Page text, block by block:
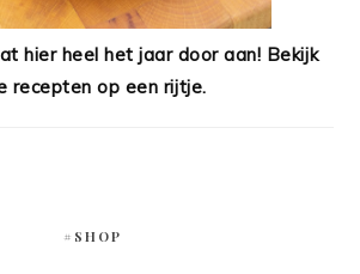
hier heel het jaar door aan! Bekijk
recepten op een rijtje.
#SHOP